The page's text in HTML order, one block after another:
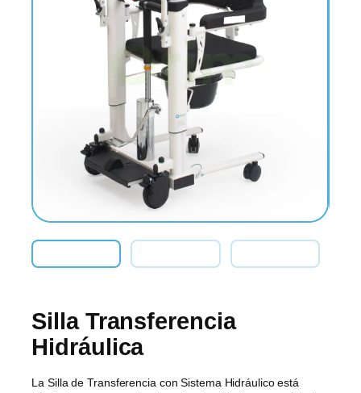
Silla Transferencia
Hidráulica
La Silla de Transferencia con Sistema Hidráulico está